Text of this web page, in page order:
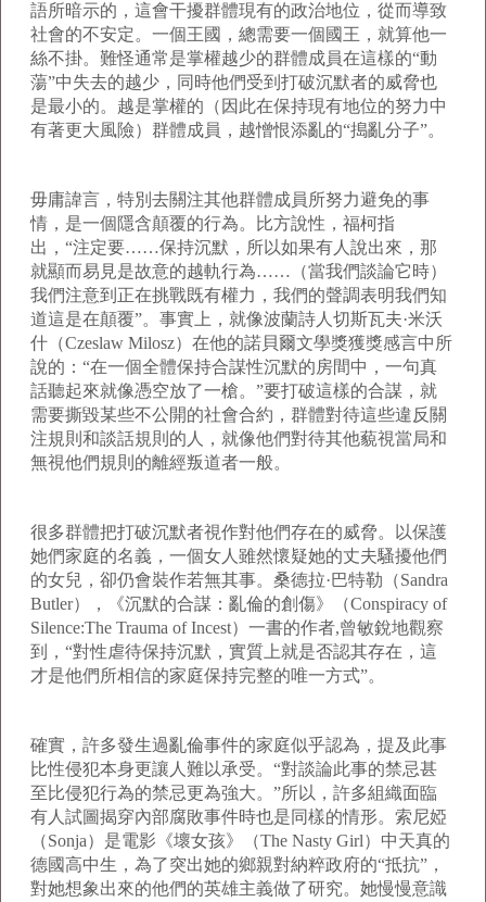
語所暗示的，這會干擾群體現有的政治地位，從而導致
社會的不安定。一個王國，總需要一個國王，就算他一
絲不掛。難怪通常是掌權越少的群體成員在這樣的“動
蕩”中失去的越少，同時他們受到打破沉默者的威脅也
是最小的。越是掌權的（因此在保持現有地位的努力中
有著更大風險）群體成員，越憎恨添亂的“搗亂分子”。
毋庸諱言，特別去關注其他群體成員所努力避免的事
情，是一個隱含顛覆的行為。比方說性，福柯指
出，“注定要……保持沉默，所以如果有人說出來，那
就顯而易見是故意的越軌行為……（當我們談論它時）
我們注意到正在挑戰既有權力，我們的聲調表明我們知
道這是在顛覆”。事實上，就像波蘭詩人切斯瓦夫·米沃
什（Czeslaw Milosz）在他的諾貝爾文學獎獲獎感言中所
說的：“在一個全體保持合謀性沉默的房間中，一句真
話聽起來就像憑空放了一槍。”要打破這樣的合謀，就
需要撕毀某些不公開的社會合約，群體對待這些違反關
注規則和談話規則的人，就像他們對待其他藐視當局和
無視他們規則的離經叛道者一般。
很多群體把打破沉默者視作對他們存在的威脅。以保護
她們家庭的名義，一個女人雖然懷疑她的丈夫騷擾他們
的女兒，卻仍會裝作若無其事。桑德拉·巴特勒（Sandra
Butler），《沉默的合謀：亂倫的創傷》（Conspiracy of
Silence:The Trauma of Incest）一書的作者,曾敏銳地觀察
到，“對性虐待保持沉默，實質上就是否認其存在，這
才是他們所相信的家庭保持完整的唯一方式”。
確實，許多發生過亂倫事件的家庭似乎認為，提及此事
比性侵犯本身更讓人難以承受。“對談論此事的禁忌甚
至比侵犯行為的禁忌更為強大。”所以，許多組織面臨
有人試圖揭穿內部腐敗事件時也是同樣的情形。索尼婭
（Sonja）是電影《壞女孩》（The Nasty Girl）中天真的
德國高中生，為了突出她的鄉親對納粹政府的“抵抗”，
對她想象出來的他們的英雄主義做了研究。她慢慢意識